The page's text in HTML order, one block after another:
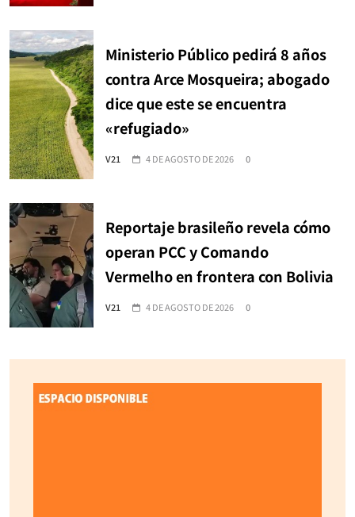
Ministerio Público pedirá 8 años
contra Arce Mosqueira; abogado
dice que este se encuentra
«refugiado»
V21 4 DE AGOSTO DE 2026 0
Reportaje brasileño revela cómo
operan PCC y Comando
Vermelho en frontera con Bolivia
V21 4 DE AGOSTO DE 2026 0